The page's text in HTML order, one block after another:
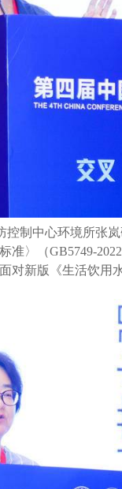
控制中心环境所张
准〉（GB5749-
对新版《生活饮用